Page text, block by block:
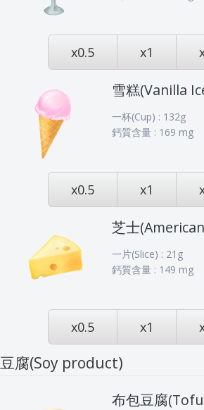
x0.5 x1
雪糕(Vanilla
一杯(Cup) : 132g
鈣質含量 : 169 mg
x0.5 x1
芝士
一片(Slice) : 21g
鈣質含量 : 149 mg
x0.5 x1
豆腐(Soy product)
布包豆腐